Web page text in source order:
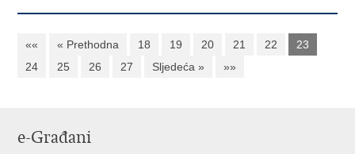
«« « Prethodna 18 19 20 21 22
23
24
25 26 27 Sljedeća » »»
e-Građani